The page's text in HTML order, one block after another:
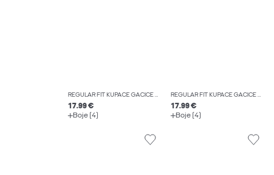
REGULAR FIT KUPAĆE GAĆICE BOYS
17.99 €
Boje (4)
REGULAR FIT KUPAĆE GAĆICE BOYS
17.99 €
Boje (4)